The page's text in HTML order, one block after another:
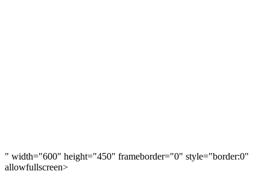
" width="600" height="450" frameborder="0" style="border:0"
allowfullscreen>